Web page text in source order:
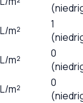
L/m²
1
L/m²
0
L/m²
0